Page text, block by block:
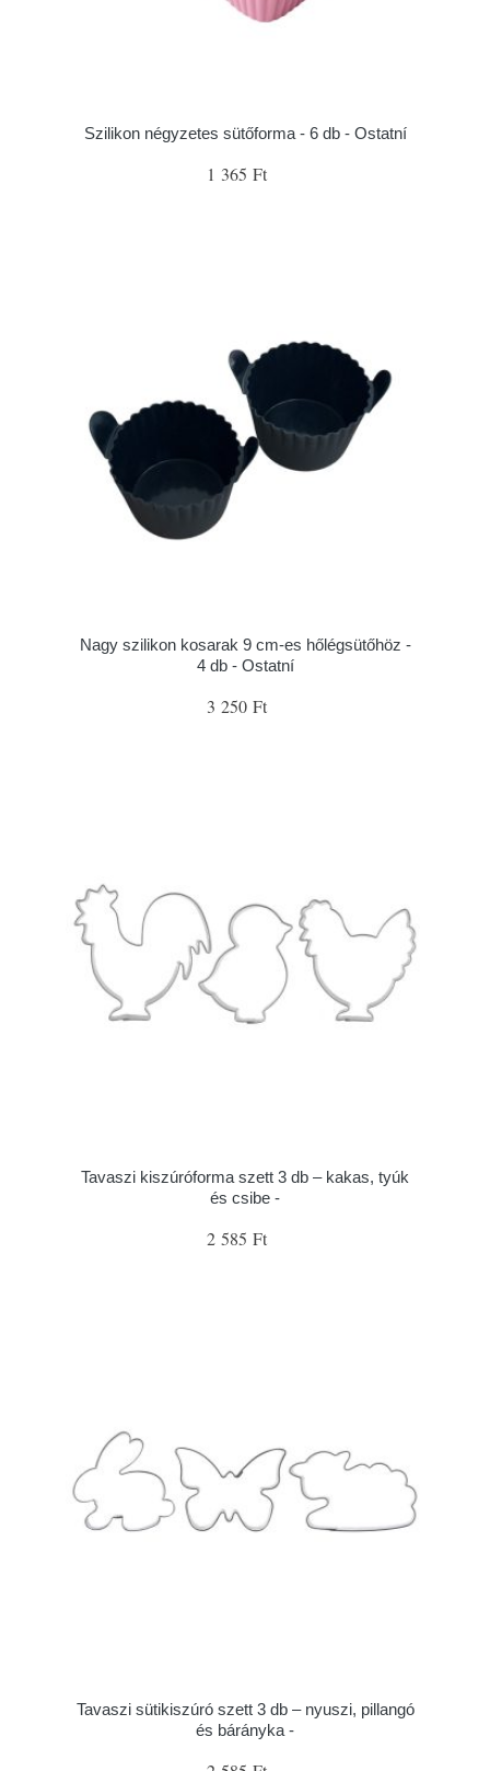
Szilikon négyzetes sütőforma - 6 db - Ostatní
1 365 Ft
Nagy szilikon kosarak 9 cm-es hőlégsütőhöz -
4 db - Ostatní
3 250 Ft
Tavaszi kiszúróforma szett 3 db – kakas, tyúk
és csibe -
2 585 Ft
Tavaszi sütikiszúró szett 3 db – nyuszi, pillangó
és bárányka -